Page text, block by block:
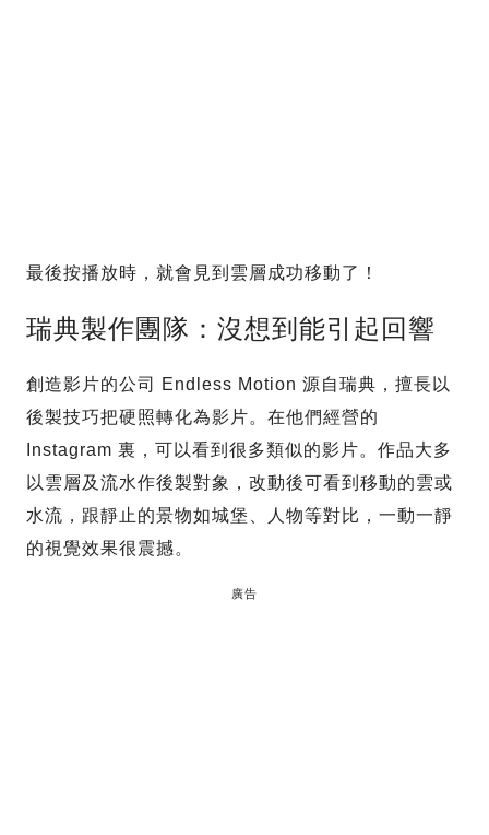
最後按播放時，就會見到雲層成功移動了！
瑞典製作團隊：沒想到能引起回響
創造影片的公司 Endless Motion 源自瑞典，擅長以
後製技巧把硬照轉化為影片。在他們經營的
Instagram 裏，可以看到很多類似的影片。作品大多
以雲層及流水作後製對象，改動後可看到移動的雲或
水流，跟靜止的景物如城堡、人物等對比，一動一靜
的視覺效果很震撼。
廣告